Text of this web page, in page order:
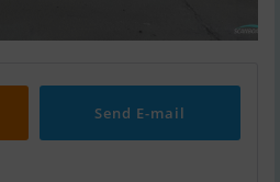
Send E-mail